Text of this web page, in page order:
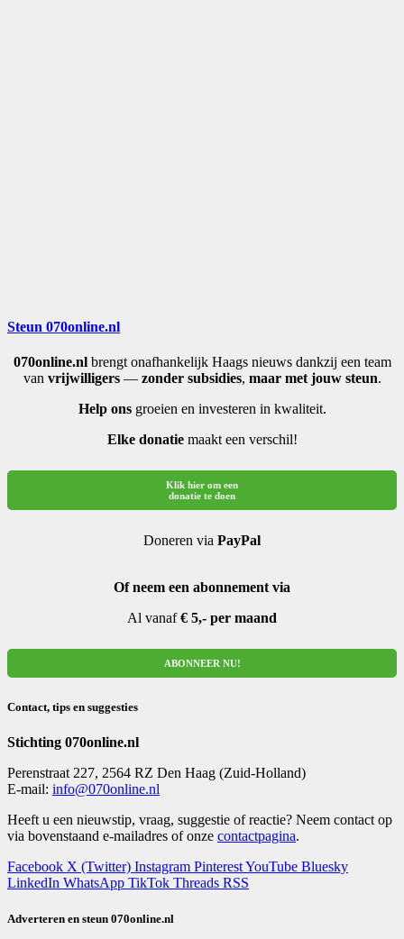
Steun 070online.nl
070online.nlbrengt onafhankelijk Haags nieuws dankzij een team
van vrijwilligers— zonder subsidies, maar met jouw steun.
Help onsgroeien en investeren in kwaliteit.
Elke donatiemaakt een verschil!
Klik hier om een
donatie te doen
Doneren via PayPal
Of neem een abonnement via
Al vanaf€ 5,- per maand
ABONNEER NU!
Contact, tips en suggesties
Stichting 070online.nl
Perenstraat 227, 2564 RZ Den Haag (Zuid-Holland)
E-mail: info@070online.nl
Heeft u een nieuwstip, vraag, suggestie of reactie? Neem contact op
via bovenstaand e-mailadres of onze contactpagina.
Facebook X (Twitter) Instagram PinterestYouTube Bluesky
LinkedIn WhatsApp TikTok Threads RSS
Adverteren en steun 070online.nl